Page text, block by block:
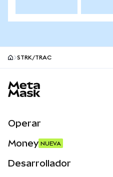
STRK/TRAC
Operar
Money NUEVA
Desarrollador